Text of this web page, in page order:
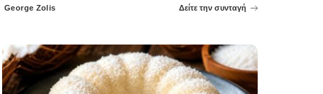
Posted
George Zolis Δείτε την συνταγή